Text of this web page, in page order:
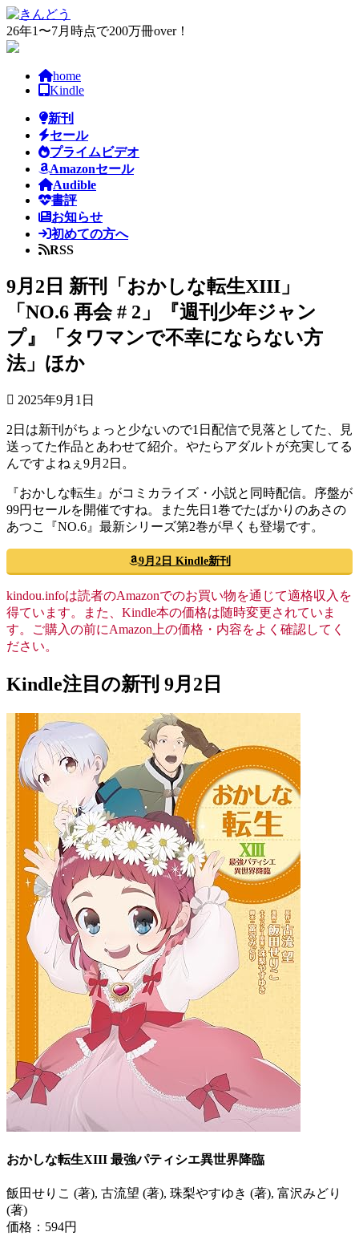
コ
ン
テ
ナ
ビ
ゲ
26年1〜7月時点で200万冊over！
home
Kindle
新刊
セール
プライムビデオ
Amazonセール
Audible
書評
お知らせ
初めての方へ
RSS
9月2日 新刊「おかしな転生XIII」
「NO.6 再会 # 2」『週刊少年ジャン
プ』「タワマンで不幸にならない方
法」ほか
2025年9月1日
2日は新刊がちょっと少ないので1日配信で見落としてた、見
送ってた作品とあわせて紹介。やたらアダルトが充実してる
んですよねぇ9月2日。
『おかしな転生』がコミカライズ・小説と同時配信。序盤が
99円セールを開催ですね。また先日1巻でたばかりのあさの
あつこ『NO.6』最新シリーズ第2巻が早くも登場です。
9月2日 Kindle新刊
kindou.infoは読者のAmazonでのお買い物を通じて適格収入を
得ています。また、Kindle本の価格は随時変更されていま
す。ご購入の前にAmazon上の価格・内容をよく確認してく
ださい。
Kindle注目の新刊 9月2日
おかしな転生XIII 最強パティシエ異世界降臨
飯田せりこ (著), 古流望 (著), 珠梨やすゆき (著), 富沢みどり
(著)
価格：594円